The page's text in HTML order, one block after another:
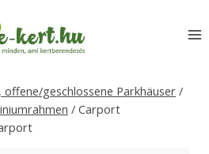
offene/geschlossene Parkhäuser /
/ Carport